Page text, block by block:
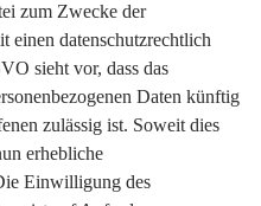
zum Zwecke der
einen datenschutzrechtlich
sieht vor, dass das
Daten künftig
zulässig ist. Soweit dies
erhebliche
Einwilligung des